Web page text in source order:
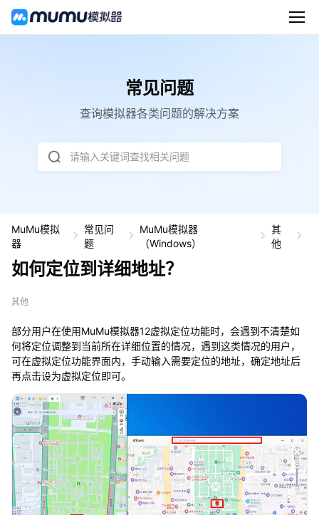
常见问题
查询模拟器各类问题的解决方案
请输入关键词查找相关问题
MuMu模拟
器
常见问
题
MuMu模拟器
（Windows）
其
他
如何定位到详细地址？
其他
部分用户在使用MuMu模拟器12虚拟定位功能时，会遇到不清楚如
何将定位调整到当前所在详细位置的情况，遇到这类情况的用户，
可在虚拟定位功能界面内，手动输入需要定位的地址，确定地址后
再点击设为虚拟定位即可。